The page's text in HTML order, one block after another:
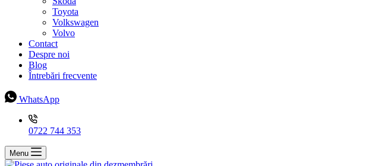
Toyota
Volkswagen
Volvo
Contact
Despre noi
Blog
Întrebări frecvente
WhatsApp
0722 744 353
Menu